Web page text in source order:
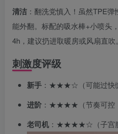
清洁 ：翻洗党慎入！虽然TPE
能外翻。标配的吸水棒+小喷头
4h，建议扔进取暖房或风扇直吹。
刺激度评级
新手 ：★★★☆（可能过快
进阶 ：★★★★（节奏可控
老司机 ：★★★★☆（子宫腔